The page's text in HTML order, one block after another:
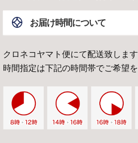
お届け時間について
クロネコヤマト便にて配送致します
時間指定は下記の時間帯でご希望